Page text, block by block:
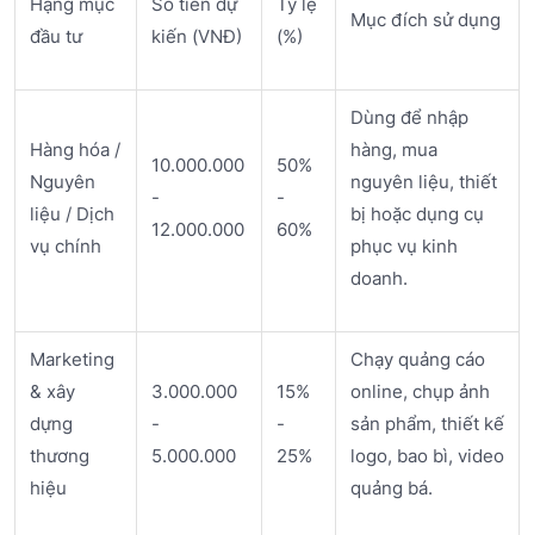
đầu tư
kiến (VNĐ)
(%)
Mục đích sử dụng
Hàng hóa /
Nguyên
liệu / Dịch
vụ chính
10.000.000
-
12.000.000
50%
-
60%
Dùng để nhập
hàng, mua
nguyên liệu, thiết
bị hoặc dụng cụ
phục vụ kinh
doanh.
Marketing
& xây
dựng
thương
hiệu
3.000.000
-
5.000.000
15%
-
25%
Chạy quảng cáo
online, chụp ảnh
sản phẩm, thiết kế
logo, bao bì, video
quảng bá.